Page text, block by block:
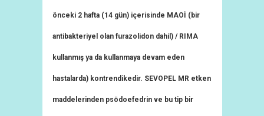
önceki 2 hafta (14 gün) içerisinde MAOİ (bir
antibakteriyel olan furazolidon dahil) / RIMA
kullanmış ya da kullanmaya devam eden
hastalarda) kontrendikedir. SEVOPEL MR etken
maddelerinden psödoefedrin ve bu tip bir